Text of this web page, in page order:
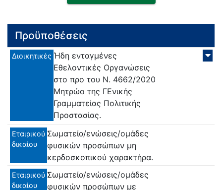
Προϋποθέσεις
Διοικητικές Ήδη ενταγμένες
Εθελοντικές Οργανώσεις
στο προ του Ν. 4662/2020
Μητρώο της ΓΕνικής
Γραμματείας Πολιτικής
Προστασίας.
Εταιρικού
δικαίου
Σωματεία/ενώσεις/ομάδες
φυσικών προσώπων μη
κερδοσκοπικού χαρακτήρα.
Εταιρικού
δικαίου
Σωματεία/ενώσεις/ομάδες
φυσικών προσώπων με